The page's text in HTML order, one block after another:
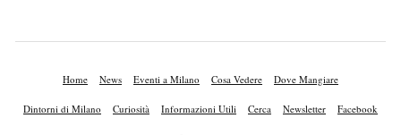
Home News Eventi a Milano Cosa Vedere Dove Mangiare
Dintorni di Milano Curiosità Informazioni Utili Cerca Newsletter Facebook